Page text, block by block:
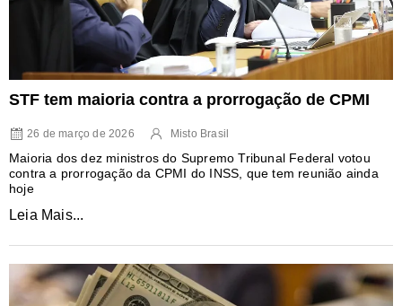
STF tem maioria contra a prorrogação de CPMI
26 de março de 2026 Misto Brasil
Maioria dos dez ministros do Supremo Tribunal Federal votou
contra a prorrogação da CPMI do INSS, que tem reunião ainda
hoje
Leia Mais...